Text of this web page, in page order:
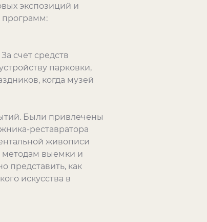
экспозиций и
программ:
счет средств
парковки,
когда музей
Были привлечены
реставратора
живописи
методам выемки и
представить, как
искусства в